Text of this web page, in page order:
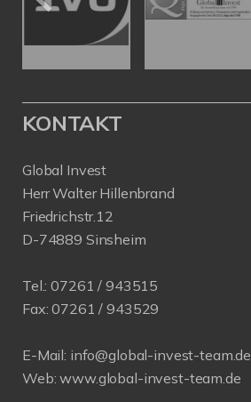
KONTAKT
Global Invest
Herr Walter Hillenbrand
Friedrichstr.12
D-74889 Sinsheim
Tel.:07261 / 943515
Fax: 07261 / 943529
E-Mail: info@global-invest-team.de
Web:www.global-invest-team.de